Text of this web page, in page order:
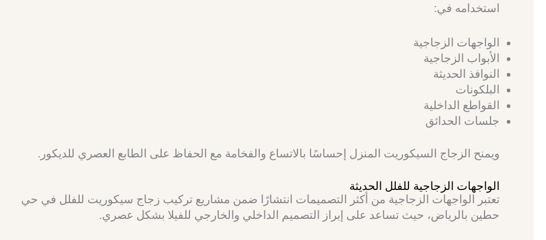
استخدامه في:
الواجهات الزجاجية
الأبواب الزجاجية
النوافذ الحديثة
البلكونات
القواطع الداخلية
جلسات الحدائق
ويمنح الزجاج السيكوريت المنزل إحساسًا بالاتساع والفخامة مع الحفاظ على الطابع العصري للديكور.
الواجهات الزجاجية للفلل الحديثة
تعتبر الواجهات الزجاجية من أكثر التصميمات انتشارًا ضمن مشاريع تركيب زجاج سيكوريت للفلل في حي
حطين بالرياض، حيث تساعد على إبراز التصميم الداخلي والخارجي للفيلا بشكل عصري.